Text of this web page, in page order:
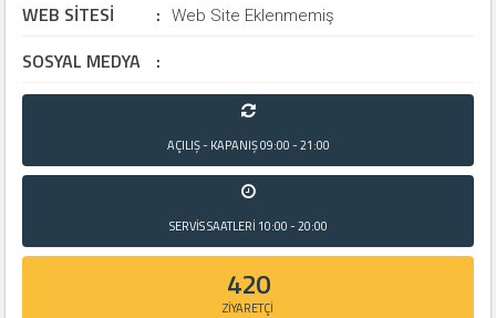
WEB SİTESİ : Web Site Eklenmemiş
SOSYAL MEDYA :
AÇILIŞ - KAPANIŞ09:00 - 21:00
SERVİS SAATLERİ 10:00 - 20:00
420
ZİYARETÇİ